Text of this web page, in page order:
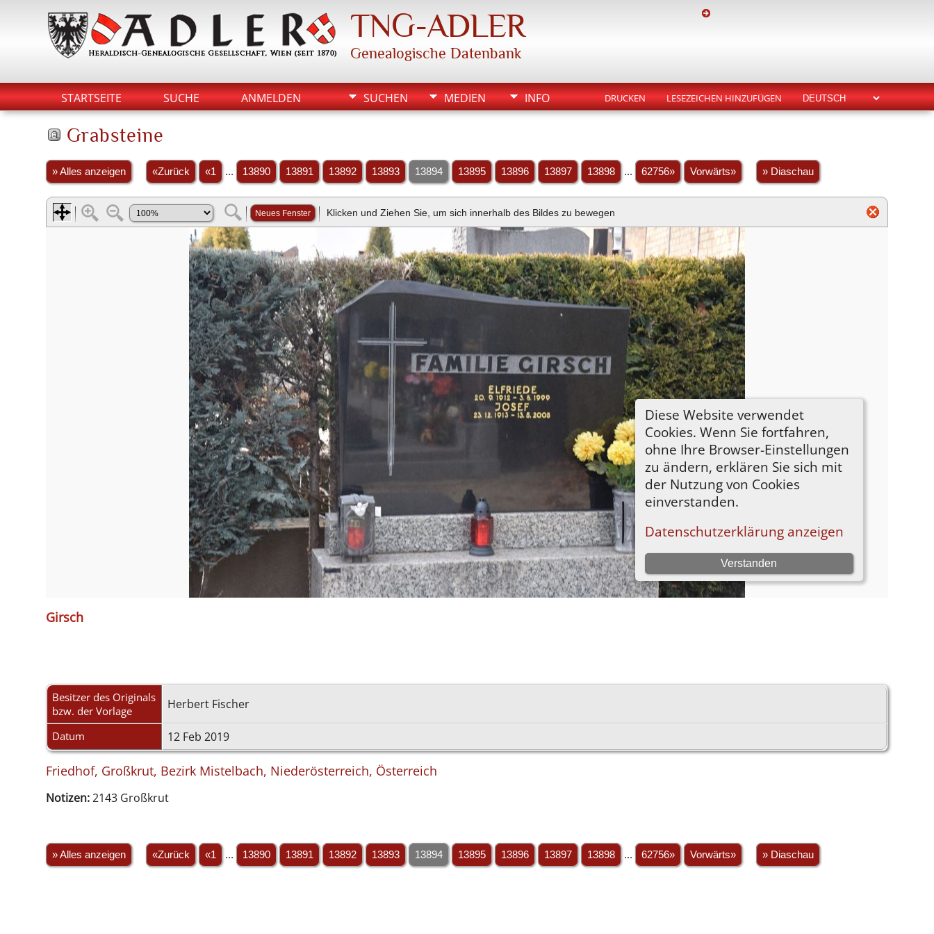
TNG-ADLER
Genealogische Datenbank
STARTSEITE SUCHE ANMELDEN SUCHEN MEDIEN INFO DRUCKEN LESEZEICHEN HINZUFÜGEN
Grabsteine
» Alles anzeigen «Zurück «1 ... 13890 13891 13892 13893 13894 13895 13896 13897 13898 ... 62756» Vorwärts» » Diaschau
Girsch
Besitzer des Originals
bzw. der Vorlage
Herbert Fischer
Datum 12 Feb 2019
Friedhof, Großkrut, Bezirk Mistelbach, Niederösterreich, Österreich
Notizen:2143 Großkrut
» Alles anzeigen «Zurück «1 ... 13890 13891 13892 13893 13894 13895 13896 13897 13898 ... 62756» Vorwärts» » Diaschau